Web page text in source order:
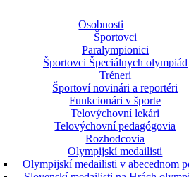
Osobnosti
Športovci
Paralympionici
Športovci Špeciálnych olympiád
Tréneri
Športoví novinári a reportéri
Funkcionári v športe
Telovýchovní lekári
Telovýchovní pedagógovia
Rozhodcovia
Olympijskí medailisti
Olympijskí medailisti v abecednom